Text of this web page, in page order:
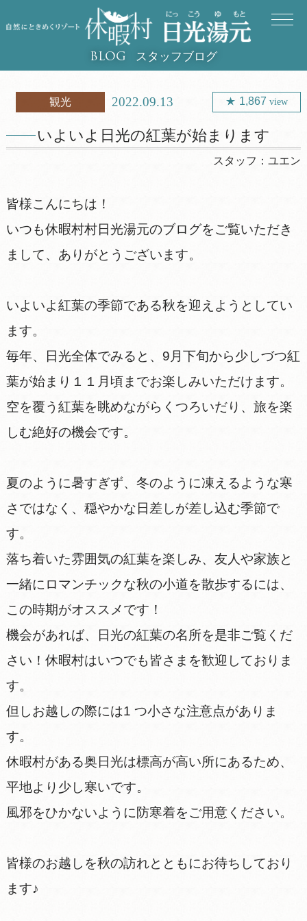
BLOG スタッフブログ
観光 2022.09.13 1,867view
いよいよ日光の紅葉が始まります
スタッフ：ユエン
皆様こんにちは！
いつも休暇村村日光湯元のブログをご覧いただき
まして、ありがとうございます。
いよいよ紅葉の季節である秋を迎えようとしてい
ます。
毎年、日光全体でみると、9月下旬から少しづつ紅
葉が始まり１１月頃までお楽しみいただけます。
空を覆う紅葉を眺めながらくつろいだり、旅を楽
しむ絶好の機会です。
夏のように暑すぎず、冬のように凍えるような寒
さではなく、穏やかな日差しが差し込む季節で
す。
落ち着いた雰囲気の紅葉を楽しみ、友人や家族と
一緒にロマンチックな秋の小道を散歩するには、
この時期がオススメです！
機会があれば、日光の紅葉の名所を是非ご覧くだ
さい！休暇村はいつでも皆さまを歓迎しておりま
す。
但しお越しの際には1 つ小さな注意点がありま
す。
休暇村がある奥日光は標高が高い所にあるため、
平地より少し寒いです。
風邪をひかないように防寒着をご用意ください。
皆様のお越しを秋の訪れとともにお待ちしており
ます♪